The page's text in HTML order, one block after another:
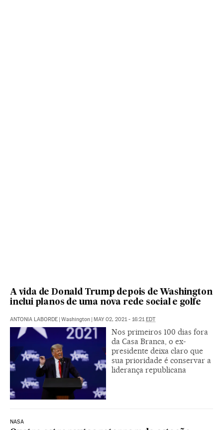
A vida de Donald Trump depois de Washington
inclui planos de uma nova rede social e golfe
ANTONIA LABORDE Washington MAY 02, 2021 - 16:21 EDT
Nos primeiros 100 dias fora
da Casa Branca, o ex-
presidente deixa claro que
sua prioridade é conservar a
liderança republicana
NASA